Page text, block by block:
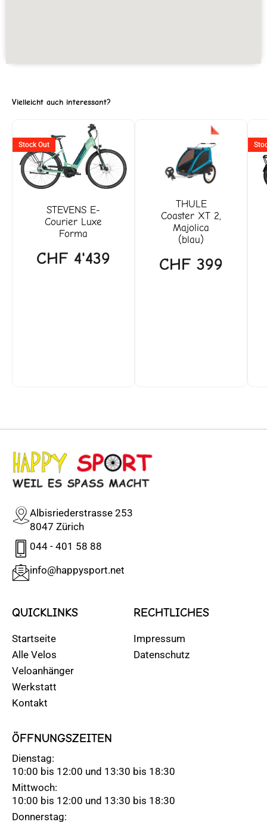
Vielleicht auch interessant?
Stock Out
STEVENS E-
Courier Luxe
Forma
CHF 4'439
THULE
Coaster XT 2,
Majolica
(blau)
CHF 399
Albisriederstrasse 253
8047 Zürich
044 - 401 58 88
info@happysport.net
QUICKLINKS
Startseite
Alle Velos
Veloanhänger
Werkstatt
Kontakt
RECHTLICHES
Impressum
Datenschutz
ÖFFNUNGSZEITEN
Dienstag:
10:00 bis 12:00 und 13:30 bis 18:30
Mittwoch:
10:00 bis 12:00 und 13:30 bis 18:30
Donnerstag: